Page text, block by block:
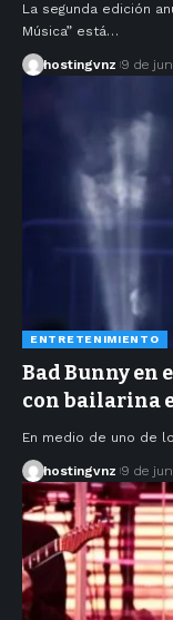
La segunda edición
Música” está…
hostingvnz 9 de
ENTRETENIMIENTO
Bad Bunny en
con bailarina
En medio de uno de
hostingvnz 9 de